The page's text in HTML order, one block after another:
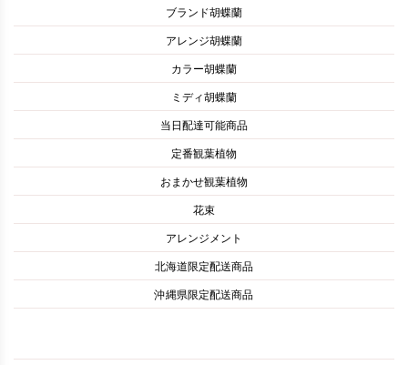
ブランド胡蝶蘭
アレンジ胡蝶蘭
カラー胡蝶蘭
ミディ胡蝶蘭
当日配達可能商品
定番観葉植物
おまかせ観葉植物
花束
アレンジメント
北海道限定配送商品
沖縄県限定配送商品